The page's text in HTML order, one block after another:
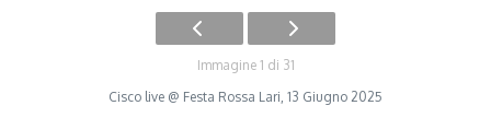
Immagine 1 di 31
Cisco live @ Festa Rossa Lari, 13 Giugno 2025